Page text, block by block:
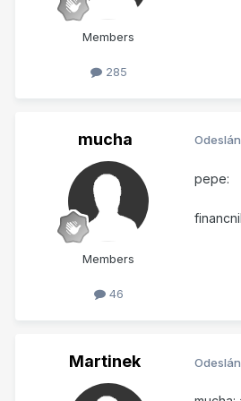
Members
285
mucha
Members
46
pepe:
Martinek